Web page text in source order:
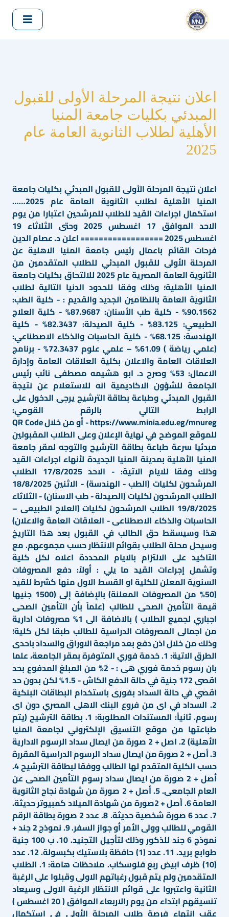
اعلان نتيجة المرحلة الأولى للقبول
المبدئي بكليات جامعة المنيا
الأهلية لطلاب الثانوية العامة عام
2025
اعلان نتيجة المرحلة الأولى للقبول المبدئي بكليات جامعة
المنيا الأهلية لطلاب الثانوية العامة عام 2025……
استكمال اجراءات القيد للطلاب للمرشحين اعتبارا من يوم
الاحد الموافق 17 اغسطس 2025 وحتى الثلاثاء 19
اغسطس 2025 ================== اعلن د. عصام الدين
فرحات القائم باعمال رئيس جامعة المنيا الاهلية عن
المرحلة الأولى للقبول المبدئي للطلاب المتقدمين من
الثانوية العامة المصرية عام 2025 للالتحاق بكليات جامعة
المنيا الأهلية؛ وذلك وفقا للحدود الدنيا التالية لطلاب
الثانوية العامة بالنظامين الجديد والقديم : - كلية الطب:
90.1562% - كلية طب الأسنان: 87.9687% - كلية العلاج
الطبيعي: 83.125% - كلية الصيدلة: 82.3437% - كلية
الهندسة: 68.125% - كلية الحاسبات والذكاء الاصطناعي:
(علمي رياضة ) 61.09% – علمي علوم 72.3437% - برنامج
العلاقات العامة والاعلان بكلية العلاقات العامة وإدارة
الاعمال: 53% وصرح د. ابو هشيمه مصطفى نائب رئيس
الجامعة للشؤون الاكاديمية انه للاستعلام عن نتيجة
القبول المبدئي وطباعة بطاقة الترشيح يرجى الدخول على
الرابط التالي بالرقم القومي:
https://www.minia.edu.eg/mnureg - أو من خلال QR Code
للموقع الموضح في نهاية الإعلان وعلى الطلاب المقبولين
مبدئيا سرعة طباعة بطاقة الترشيح والتوجه لمقر جامعة
المنيا الأهلية بمدينة المنيا الجديدة لأنهاء اجراءات القيد
وذلك وفقا للايام الاتية: - الاحد 17/8/2025 الطلاب
المرشحون لكليات (الطب - الهندسة) - الاثنين 18/8/2025
الطلاب المرشحون لكليات (الصيدلة - طب الاسنان) - الثلاثاء
19/8/2025 الطلاب المرشحون لكليات (العلاج الطبيعى –
الحاسبات والذكاء الاصطناعى - العلاقات العامة والاعلان)
هذا وسيسقط حق الطالب في القبول بعد هذا التاريخ
وسيحل محلة الطلاب بقوائم الانتظار حسب مجموعهم. مع
التاكيد على الالتزام بالايام المحددة اعلاه لكل كلية
وتشمل إجراءات القيد ما يلي : أولاً: دفع المصروفات
السنوية المعلن للكلية او القسط الاول منها كشرط للقيد
(50% من المصروفات المعلنة) بالإضافة إلى (1500 جنيها
قيمة التأمين الصحى للطالب (علماً بأن التأمين الصحى
اجباري لجميع الطلاب ) بالاضافة الى 1% مصروفات ادارية
من اجمالى المصروفات الدراسية للطالب طبقا لكل كلية؛
وذلك من خلال اذن دفع بعد مراجعة الاوراق والسداد باحدى
الطرق الاتية: 1. خدمة فوري المتوفرة بمقر الجامعة، علما
بان رسوم خدمة فوري هى : - 2% من المبلغ المدفوع بحد
اقصى 172 جنية في حالة الدفع الكاش - 1.5% لكن بدون حد
اقصي في حالة السداد بفورى باستخدام البطاقات البنكية
2. السداد في اى من فروع البنك الاهلى المصري دون اى
رسوم. ثانياً: المستندات المطلوبة: 1. بطاقة الترشيح (يتم
طباعتها من موقع التنسيق الإلكتروني لجامعة المنيا
الأهلية) 2. اصل + 2 صورة من ايصال سداد الرسوم الادارية
3. أصل + 2 صورة من ايصال سداد الرسوم الدراسية المقررة
حسب الكلية المتقدم لها الطالب ووفقا لبطاقة الترشيح 4.
أصل + 2 صورة من ايصال سداد رسوم التأمين الصحى عن
العام الجامعى. 5. أصل + 2 صورة من شهادة نجاح الثانوية
العامة 6. أصل + 2صورة من شهادة الميلاد كمبيوتر حديثة.
7. عدد 6 صورة شخصية حديثة. 8. عدد 2 صورة بطاقة الرقم
القومي للطالب وولى الأمر أو جواز السفر. 9. نموذج 2 جند +
نموذج 6 جند للذكور وذلك لتأجيل التجنيد. 10. ب 100 جنية
طوابع بريد. 11. عدد (1) حافظة بلاستيك بكبسولة. 12. عدد
(10) ظرف ابيض ربع فلوسكاب. ملاحظات هامة: 1. الطلاب
المتقدمين ولم يتم قبول رغباتهم الاولى وقبلوا على الرغبة
الثانية واعتبروا على قوائم الانتظار الرغبة الاولى وسيعاد
تنسيقهم ابتداء من يوم رالاربعاء الموافق ( 20 اغسطس )
عقب انتهاء فرصة طلاب المرحلة الأولى في استكمال